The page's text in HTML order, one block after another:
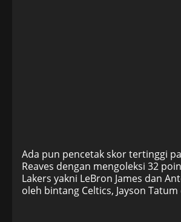
Ada pun pencetak skor tertinggi
Reaves dengan mengoleksi 32
Lakers yakni LeBron James dan
oleh bintang Celtics, Jayson